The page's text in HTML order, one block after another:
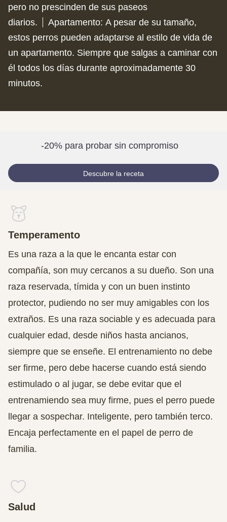
pero no prescinden de sus paseos
diarios.
Apartamento: A pesar de su tamaño,
estos perros pueden adaptarse al estilo de vida de
un apartamento. Siempre que salgas a caminar con
él todos los días durante aproximadamente 30
minutos.
-20% para probar sin compromiso
Descubre la receta
Temperamento
Es una raza a la que le encanta estar con
compañía, son muy cercanos a su dueño. Son una
raza reservada, tímida y con un buen instinto
protector, pudiendo no ser muy amigables con los
extraños. Es una raza sociable y es adecuada para
cualquier edad, desde niños hasta ancianos,
siempre que se enseñe. El entrenamiento no debe
ser firme, pero debe hacerse cuando está siendo
estimulado o al jugar, se debe evitar que el
entrenamiendo sea muy firme, pues el perro puede
llegar a sospechar. Inteligente, pero también terco.
Encaja perfectamente en el papel de perro de
familia.
Salud